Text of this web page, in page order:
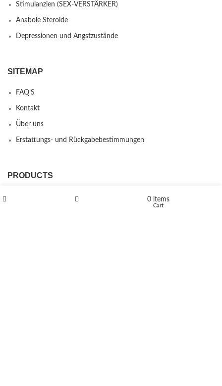
Stimulanzien (SEX-VERSTÄRKER)
Anabole Steroide
Depressionen und Angstzustände
SITEMAP
FAQ’S
Kontakt
Über uns
Erstattungs- und Rückgabebestimmungen
PRODUCTS
L-Polaflux® 5 mg/ml 0 items
Cart